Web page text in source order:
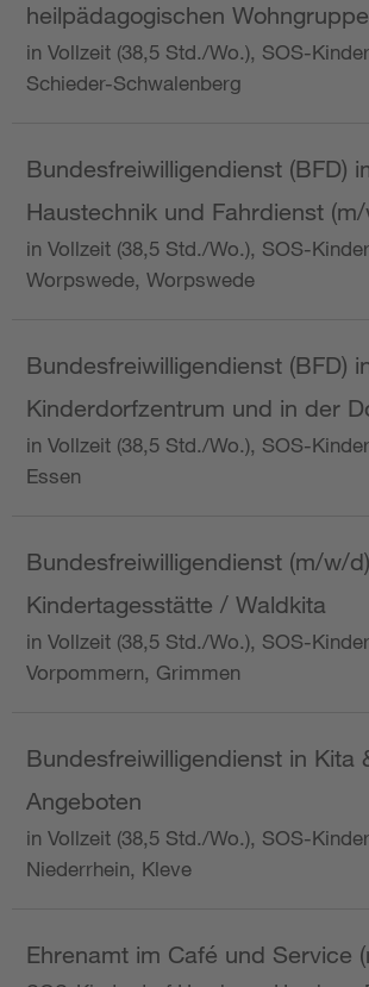
heilpädagogischen
in Vollzeit (38,5 Std./Wo.), SOS-
Schieder-Schwalenberg
Bundesfreiwilligendienst (BFD)
Haustechnik und Fahrdienst
in Vollzeit (38,5 Std./Wo.), SOS-
Worpswede, Worpswede
Bundesfreiwilligendienst (BFD)
Kinderdorfzentrum und in der
in Vollzeit (38,5 Std./Wo.), SOS-
Essen
Bundesfreiwilligendienst (m/w/
Kindertagesstätte / Waldkita
in Vollzeit (38,5 Std./Wo.), SOS-
Vorpommern, Grimmen
Bundesfreiwilligendienst in Kita
Angeboten
in Vollzeit (38,5 Std./Wo.), SOS-
Niederrhein, Kleve
Ehrenamt im Café und Service